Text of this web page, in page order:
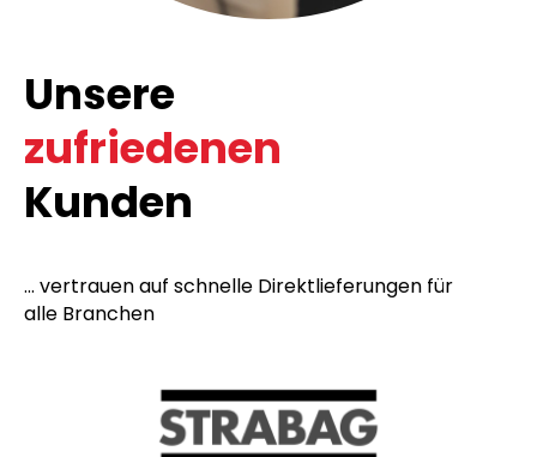
Unsere
zufriedenen
Kunden
... vertrauen auf schnelle Direktlieferungen für
alle Branchen